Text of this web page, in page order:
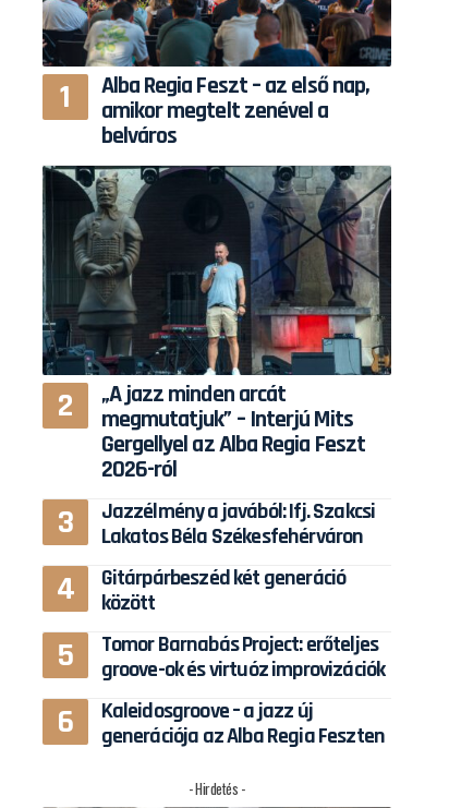
Alba Regia Feszt – az első nap,
amikor megtelt zenével a
belváros
„A jazz minden arcát
megmutatjuk” – Interjú Mits
Gergellyel az Alba Regia Feszt
2026-ról
Jazzélmény a javából: Ifj. Szakcsi
Lakatos Béla Székesfehérváron
Gitárpárbeszéd két generáció
között
Tomor Barnabás Project: erőteljes
groove-ok és virtuóz improvizációk
Kaleidosgroove – a jazz új
generációja az Alba Regia Feszten
- Hirdetés -